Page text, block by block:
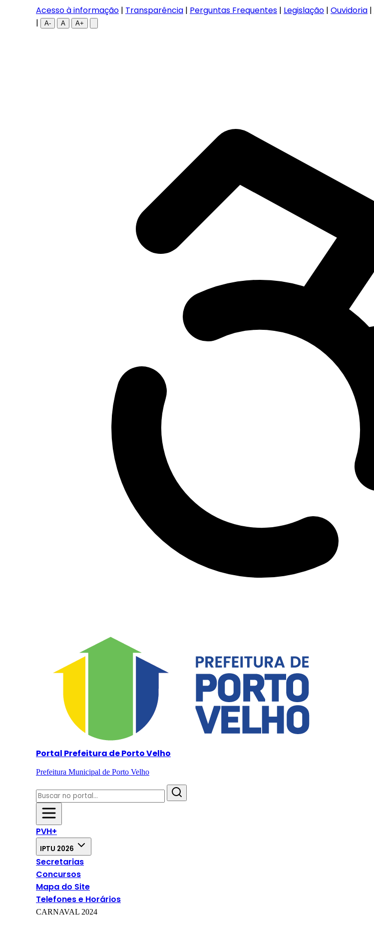
Acesso à informação | Transparência | Perguntas Frequentes | Legislação | Ouvidoria |
|
A- A A+
Portal Prefeitura de Porto Velho
Prefeitura Municipal de Porto Velho
PVH+
IPTU 2026
Secretarias
Concursos
Mapa do Site
Telefones e Horários
CARNAVAL 2024